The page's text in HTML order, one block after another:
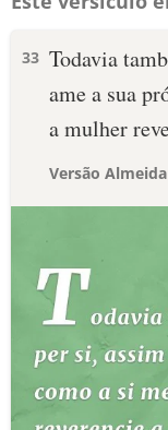
33 Todavia
ame a sua
a mulher
Versão